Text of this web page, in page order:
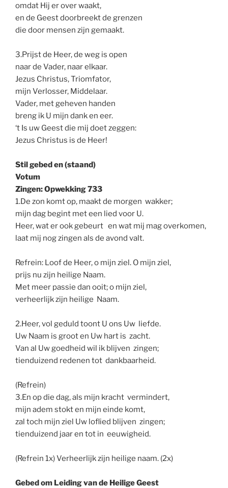
omdat Hij er over waakt,
en de Geest doorbreekt de grenzen
die door mensen zijn gemaakt.
3.Prijst de Heer, de weg is open
naar de Vader, naar elkaar.
Jezus Christus, Triomfator,
mijn Verlosser, Middelaar.
Vader, met geheven handen
breng ik U mijn dank en eer.
‘t Is uw Geest die mij doet zeggen:
Jezus Christus is de Heer!
Stil gebed en (staand)
Votum
Zingen: Opwekking 733
1.De zon komt op, maakt de morgen wakker;
mijn dag begint met een lied voor U.
Heer, wat er ook gebeurt en wat mij mag overkomen,
laat mij nog zingen als de avond valt.
Refrein: Loof de Heer, o mijn ziel. O mijn ziel,
prijs nu zijn heilige Naam.
Met meer passie dan ooit; o mijn ziel,
verheerlijk zijn heilige Naam.
2.Heer, vol geduld toont U ons Uw liefde.
Uw Naam is groot en Uw hart is zacht.
Van al Uw goedheid wil ik blijven zingen;
tienduizend redenen tot dankbaarheid.
(Refrein)
3.En op die dag, als mijn kracht vermindert,
mijn adem stokt en mijn einde komt,
zal toch mijn ziel Uw loflied blijven zingen;
tienduizend jaar en tot in eeuwigheid.
(Refrein 1x) Verheerlijk zijn heilige naam. (2x)
Gebed om Leiding van de Heilige Geest